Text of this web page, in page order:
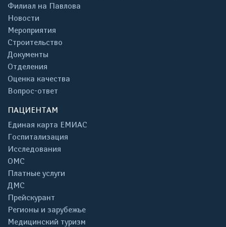
Филиал на Павлова
Новости
Мероприятия
Строительство
Документы
Отделения
Оценка качества
Вопрос-ответ
ПАЦИЕНТАМ
Единая карта ЕМИАС
Госпитализация
Исследования
ОМС
Платные услуги
ДМС
Прейскурант
Регионы и зарубежье
Медицинский туризм